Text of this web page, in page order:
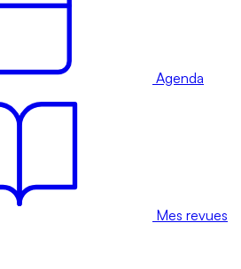
Agenda
Mes revues